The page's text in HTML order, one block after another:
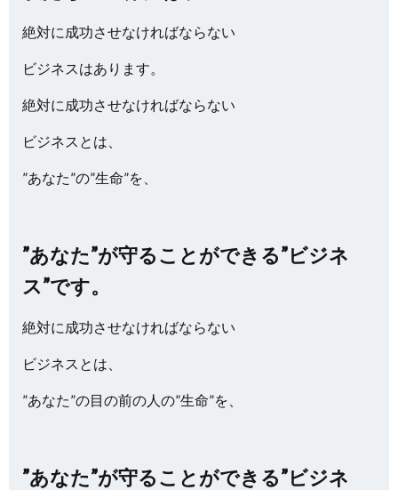
絶対に成功させなければならない
ビジネスはあります。
絶対に成功させなければならない
ビジネスとは、
”あなた”の”生命”を、
”あなた”が守ることができる”ビジネ
ス”です。
絶対に成功させなければならない
ビジネスとは、
”あなた”の目の前の人の”生命”を、
”あなた”が守ることができる”ビジネ